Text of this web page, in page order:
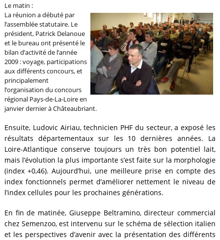
Le matin :
La réunion a débuté par
l’assemblée statutaire. Le
président, Patrick Delanoue
et le bureau ont présenté le
bilan d’activité de l’année
2009 : voyage, participations
aux différents concours, et
principalement
l’organisation du concours
régional Pays-de-La-Loire en
janvier dernier à Châteaubriant.
Ensuite, Ludovic Airiau, technicien PHF du secteur, a exposé les
résultats départementaux sur les 10 dernières années. La
Loire-Atlantique conserve toujours un très bon potentiel lait,
mais l’évolution la plus importante s’est faite sur la morphologie
(index +0,46). Aujourd’hui, une meilleure prise en compte des
index fonctionnels permet d’améliorer nettement le niveau de
l’index cellules pour les prochaines générations.
En fin de matinée, Giuseppe Beltramino, directeur commercial
chez Semenzoo, est intervenu sur le schéma de sélection italien
et les perspectives d’avenir avec la présentation des différents